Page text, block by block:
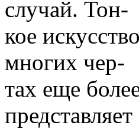
случай. Тон-
кое
многих чер-
тах еще
представляет